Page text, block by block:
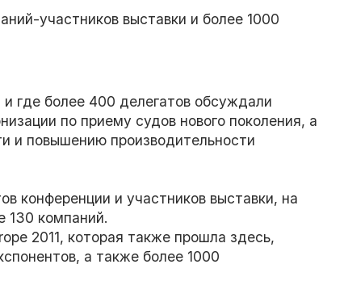
участников выставки и более 1000
где более 400 делегатов обсуждали
по приему судов нового поколения, а
и повышению производительности
конференции и участников выставки, на
130 компаний.
2011, которая также прошла здесь,
а также более 1000